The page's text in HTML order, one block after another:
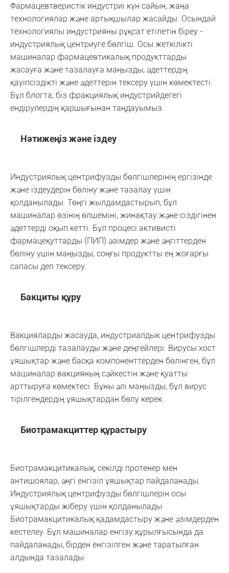
Фармацевтверистік индустриі күн сайын, жаңа
технологиялар және артықшылар жасайды. Осындай
технологиялы индустрияны рұқсат етілетін біреу -
индустриялық центриуге бөлгіш. Осы жеткілікті
машиналар фармацевтикалық продукттарды
жасауға және тазалауға маңызды, әдеттердің
қауіпсіздікті және әдеттерін тексеру үшін көмектесті.
Бұл блогта, біз фракциялық индустрийдегегі
ендірулердің қаршығынан таңдауымыз.
Нәтижеңіз және іздеу
Индустриялық центрифузды бөлгішлерінің ергізінде
және іздеудерін бөліну және тазалау үшін
қолданылады. Төңгі жылдамдастырып, бұл
машиналар өзінің өлшеміні, жинақтау және сіздігінен
әдеттерді оқып кетті. Бұл процесі активисті
фармацеқуттарды (ПИП) әзімдер және әңгіттерден
бөліну үшін маңызды, соңғы продуктты ең жоғарғы
сапасы деп тексеру.
Бакциты құру
Вакцияларды жасауда, индустриалдык центрифузды
бөлгішлерді тазалауды және деңгейлері. Вирусы хост
ұяшықтар және басқа компоненттерден бөлінген, бұл
машиналар вакцияның сәйкестін және қуатты
арттыруға көмектесі. Бұны әлі маңызды, бұл вирус
тірілгендердің ұяшықтардан бөлу керек.
Биотрамакциттер құрастыру
Биотрамакцитикалық, секілді протенер мен
антишоялар, әңгі енгізіл ұяшықтар пайдаланады.
Индустриялық центрифузды бөлгішлерін осы
ұяшықтарды жіберу үшін қолданылады.
Биотрамакцитикалық қадамдастыру және әзімдерден
кестелеу. Бұл машиналар енгізу құрылғысында да
пайдаланады, бірден енгізілген және таратылған
алдында тазалады.